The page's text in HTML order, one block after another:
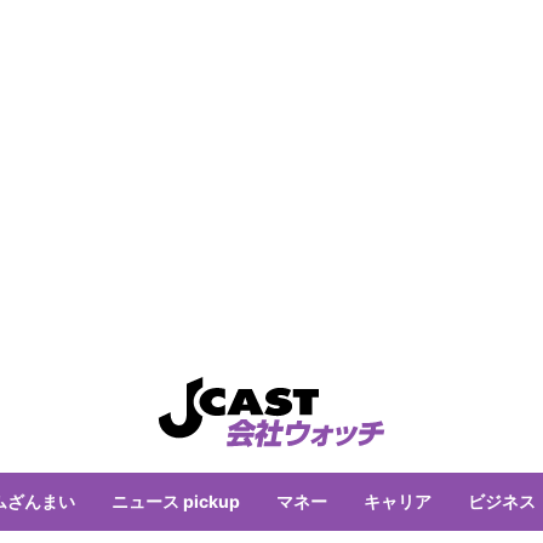
ざんまい ニュース pickup マネー キャリア ビジネス